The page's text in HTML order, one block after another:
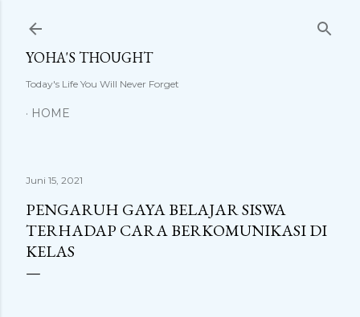
YOHA'S THOUGHT
Today's Life You Will Never Forget
HOME
Juni 15, 2021
PENGARUH GAYA BELAJAR SISWA
TERHADAP CARA BERKOMUNIKASI DI
KELAS